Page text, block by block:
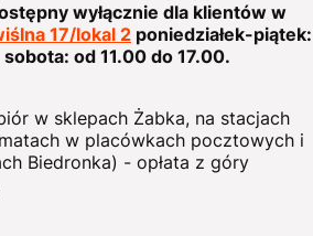
wyłącznie dla klientów w
17/lokal 2 poniedziałek-piątek:
od 11.00 do 17.00.
w sklepach Żabka, na stacjach
w placówkach pocztowych i
Biedronka) - opłata z góry